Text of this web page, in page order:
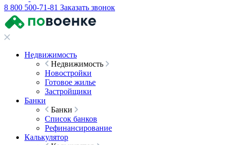
8 800 500-71-81 Заказать звонок
Недвижимость
Недвижимость
Новостройки
Готовое жилье
Застройщики
Банки
Банки
Список банков
Рефинансирование
Калькулятор